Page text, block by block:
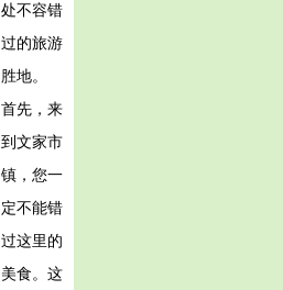
处不容错
过的旅游
胜地。
首先，来
到文家市
镇，您一
定不能错
过这里的
美食。这